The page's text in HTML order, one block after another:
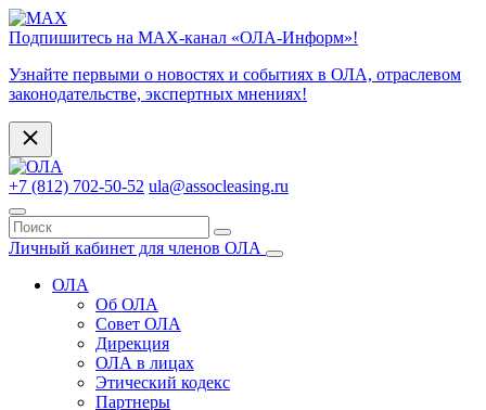
Подпишитесь на МАХ-канал «ОЛА-Информ»!
Узнайте первыми о новостях и событиях в ОЛА, отраслевом
законодательстве, экспертных мнениях!
+7 (812) 702-50-52 ula@assocleasing.ru
Личный кабинет для членов ОЛА
ОЛА
Об ОЛА
Совет ОЛА
Дирекция
ОЛА в лицах
Этический кодекс
Партнеры